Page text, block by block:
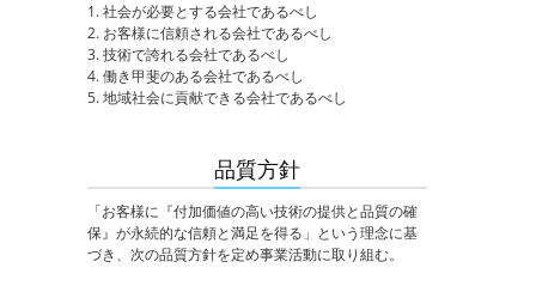
1. 社会が必要とする会社であるべし
2. お客様に信頼される会社であるべし
3. 技術で誇れる会社であるべし
4. 働き甲斐のある会社であるべし
5. 地域社会に貢献できる会社であるべし
品質方針
「お客様に『付加価値の高い技術の提供と品質の確
保』が永続的な信頼と満足を得る」という理念に基
づき、次の品質方針を定め事業活動に取り組む。